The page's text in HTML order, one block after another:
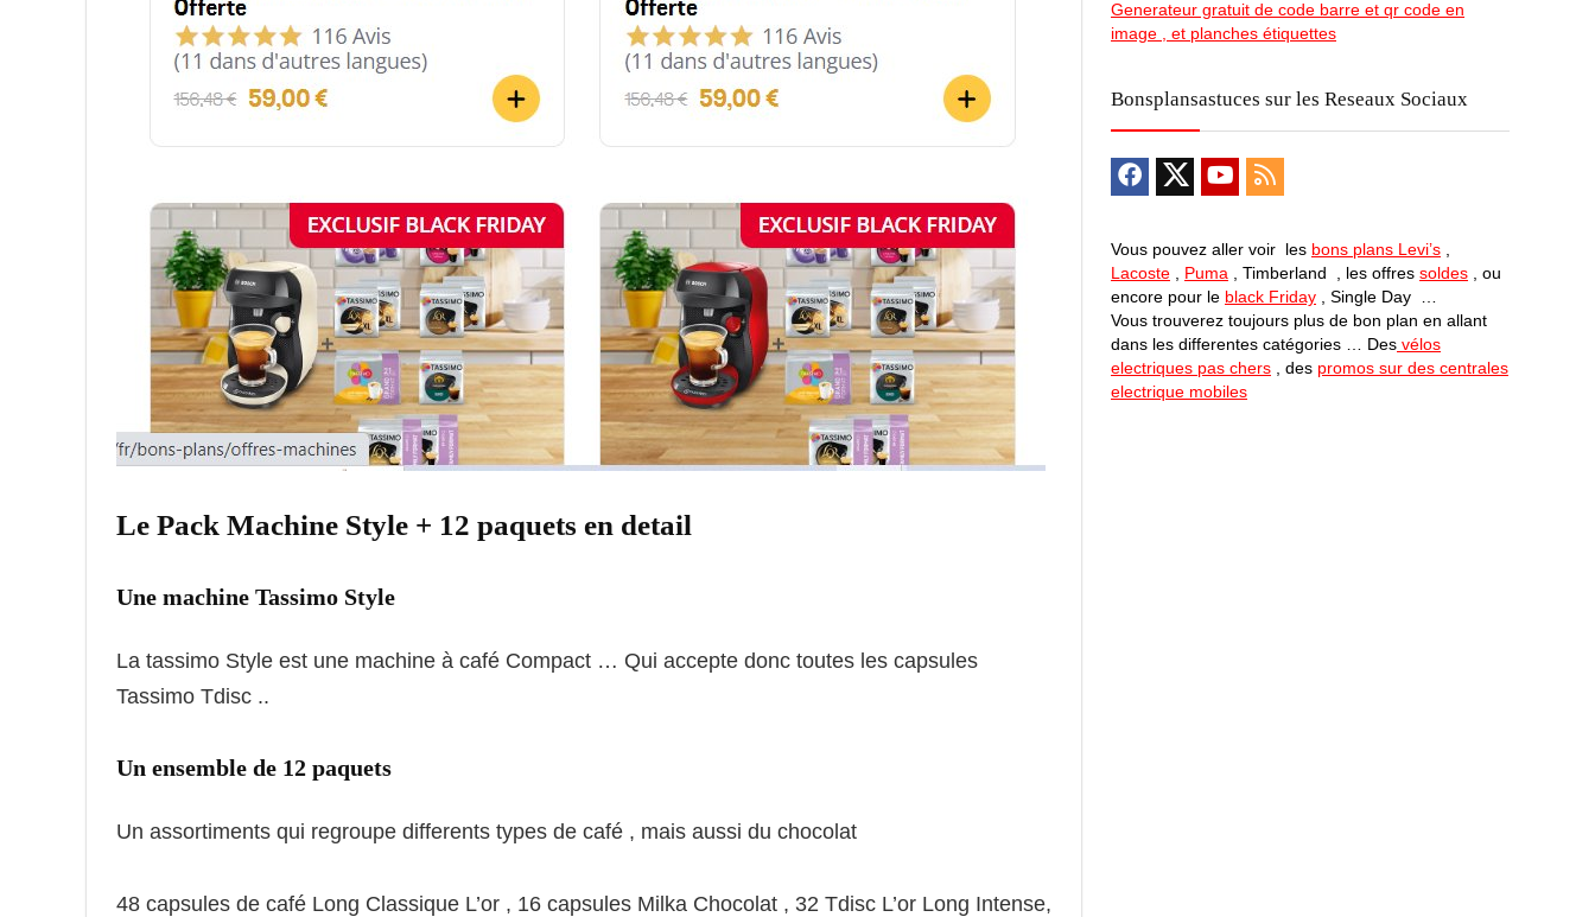
Le Pack Machine Style + 12 paquets en detail
Une machine Tassimo Style
La tassimo Style est une machine à café Compact … Qui accepte donc toutes les capsules
Tassimo Tdisc ..
Un ensemble de 12 paquets
Un assortiments qui regroupe differents types de café , mais aussi du chocolat
48 capsules de café Long Classique L’or , 16 capsules Milka Chocolat , 32 Tdisc L’or Long Intense,
Generateur gratuit de code barre et qr code en
image , et planches étiquettes
Bonsplansastuces sur les Reseaux Sociaux
Vous pouvez aller voir les bons plans Levi’s
Lacoste
Puma , Timberland , les offres soldes , ou
encore pour le black Friday , Single Day …
Vous trouverez toujours plus de bon plan en allant
dans les differentes catégories … Des vélos
electriques pas chers , des promos sur des centrales
electrique mobiles